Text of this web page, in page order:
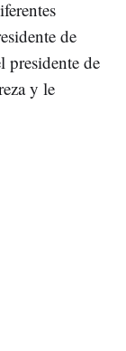
de
presidente de
y le